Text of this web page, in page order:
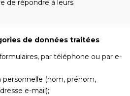
de répondre à leurs
de données traitées
par téléphone ou par e-
(nom, prénom,
e-mail);